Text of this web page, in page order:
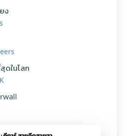
ง
ดในโลก